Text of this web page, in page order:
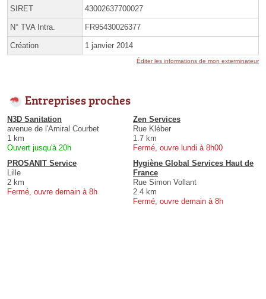
SIRET 43002637700027
N° TVA Intra. FR95430026377
Création 1 janvier 2014
Éditer les informations de mon exterminateur
Entreprises proches
N3D Sanitation
avenue de l'Amiral Courbet
1 km
Ouvert jusqu'à 20h
Zen Services
Rue Kléber
1.7 km
Fermé, ouvre lundi à 8h00
PROSANIT Service
Lille
2 km
Fermé, ouvre demain à 8h
Hygiène Global Services Haut de
France
Rue Simon Vollant
2.4 km
Fermé, ouvre demain à 8h